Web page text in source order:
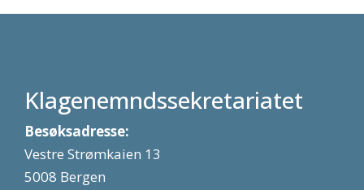
Klagenemndssekretariatet
Besøksadresse:
Vestre Strømkaien 13
5008 Bergen